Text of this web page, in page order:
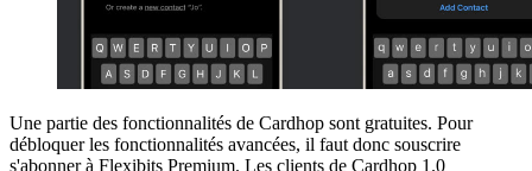
Une partie des fonctionnalités de Cardhop sont gratuites. Pour
débloquer les fonctionnalités avancées, il faut donc souscrire
s'abonner à Flexibits Premium. Les clients de Cardhop 1.0